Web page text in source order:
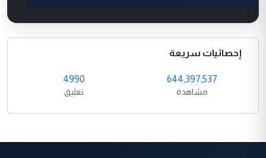
إحصائيات سريعة
644,397,537
مشاهدة
4990
تعليق